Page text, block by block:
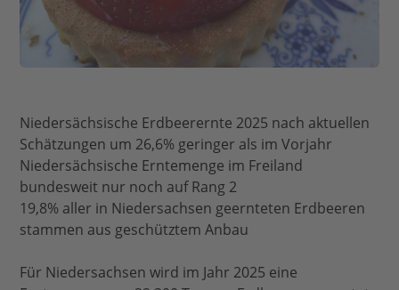
Niedersächsische Erdbeerernte 2025 nach aktuellen
Schätzungen um 26,6% geringer als im Vorjahr
Niedersächsische Erntemenge im Freiland
bundesweit nur noch auf Rang 2
19,8% aller in Niedersachsen geernteten Erdbeeren
stammen aus geschütztem Anbau
Für Niedersachsen wird im Jahr 2025 eine